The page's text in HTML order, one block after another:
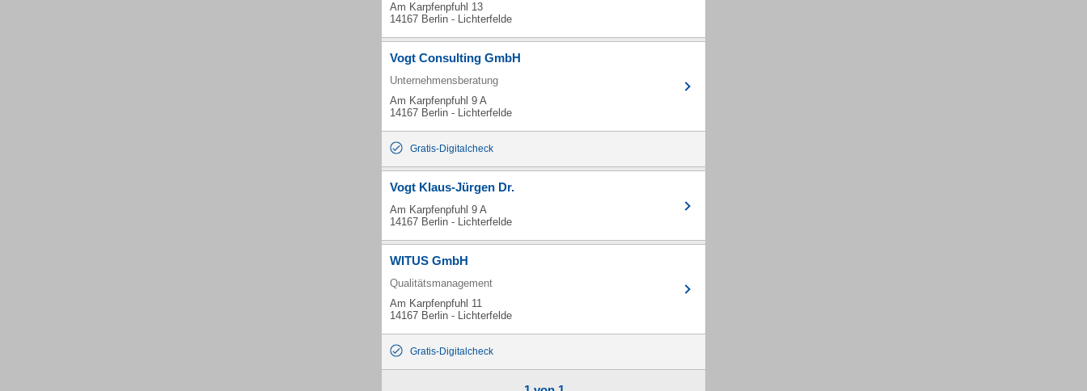
Am Karpfenpfuhl 13
14167 Berlin - Lichterfelde
Vogt Consulting GmbH
Unternehmensberatung
Am Karpfenpfuhl 9 A
14167 Berlin - Lichterfelde
Gratis-Digitalcheck
Vogt Klaus-Jürgen Dr.
Am Karpfenpfuhl 9 A
14167 Berlin - Lichterfelde
WITUS GmbH
Qualitätsmanagement
Am Karpfenpfuhl 11
14167 Berlin - Lichterfelde
Gratis-Digitalcheck